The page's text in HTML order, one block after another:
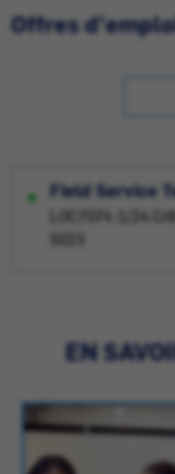
Offres
Field Service
LOC7074 :1/24
EN